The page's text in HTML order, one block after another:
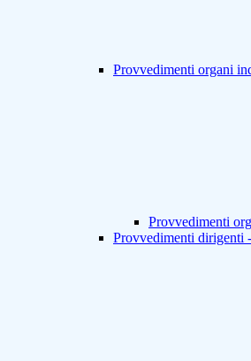
Provvedimenti organi
Provvedimenti
Provvedimenti dirigenti